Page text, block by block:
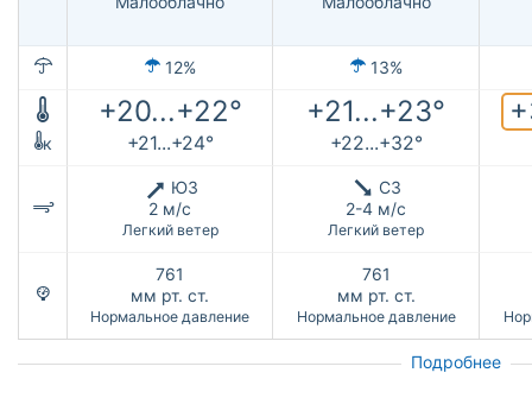
12% 13%
+20...+22° +21...+23°
к +21...+24° +22...+32°
ЮЗ
2 м/с
Легкий ветер
СЗ
2-4 м/с
Легкий ветер
761
мм рт. ст.
Нормальное давление
761
мм рт. ст.
Нормальное давление
Подробнее